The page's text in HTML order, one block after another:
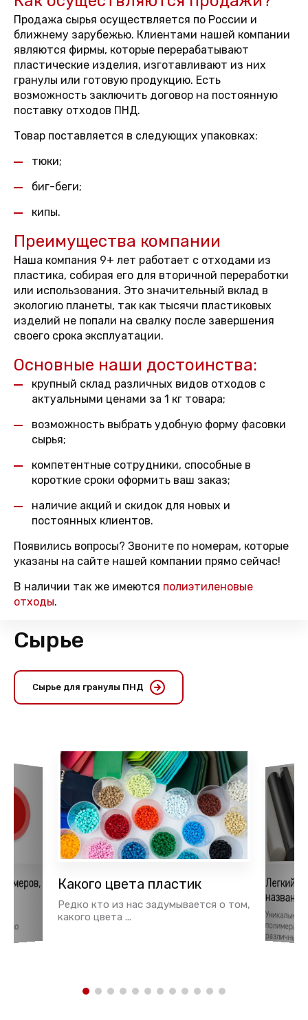
Продажа сырья осуществляется по России и
ближнему зарубежью. Клиентами нашей компании
являются фирмы, которые перерабатывают
пластические изделия, изготавливают из них
гранулы или готовую продукцию. Есть
возможность заключить договор на постоянную
поставку отходов ПНД.
Товар поставляется в следующих упаковках:
тюки;
биг-беги;
кипы.
Преимущества компании
Наша компания 9+ лет работает с отходами из
пластика, собирая его для вторичной переработки
или использования. Это значительный вклад в
экологию планеты, так как тысячи пластиковых
изделий не попали на свалку после завершения
своего срока эксплуатации.
Основные наши достоинства:
крупный склад различных видов отходов с
актуальными ценами за 1 кг товара;
возможность выбрать удобную форму фасовки
сырья;
компетентные сотрудники, способные в
короткие сроки оформить ваш заказ;
наличие акций и скидок для новых и
постоянных клиентов.
Появились вопросы? Звоните по номерам, которые
указаны на сайте нашей компании прямо сейчас!
В наличии так же имеются полиэтиленовые
отходы.
Сырье
Сырье для гранулы ПНД
Какого цвета пластик
Редко кто из нас задумывается о том,
какого цвета ...
Легкий
названия
различных